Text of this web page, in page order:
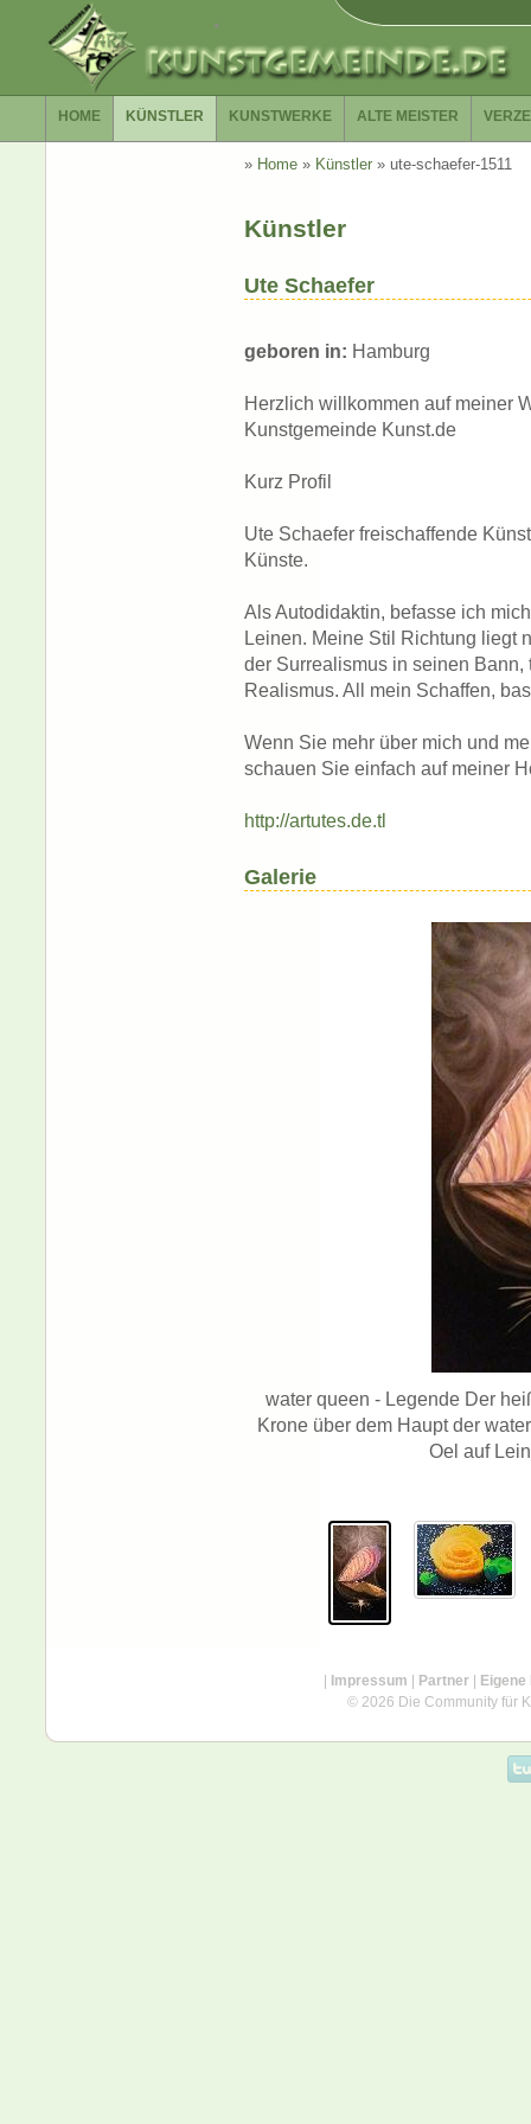
HOME KÜNSTLER KUNSTWERKE ALTE MEISTER
» Home » Künstler » ute-schaefer-1511
Künstler
Ute Schaefer
geboren in: Hamburg
Herzlich willkommen auf meiner
Kunstgemeinde Kunst.de
Kurz Profil
Ute Schaefer freischaffende
Künste.
Als Autodidaktin, befasse ich
Leinen. Meine Stil Richtung liegt
der Surrealismus in seinen
Realismus. All mein Schaffen,
Wenn Sie mehr über mich und
schauen Sie einfach auf meiner
http://artutes.de.tl
Galerie
water queen - Legende Der
Krone über dem Haupt der
Oel auf
| Impressum | Partner| Eigene
© 2026 Die Community für